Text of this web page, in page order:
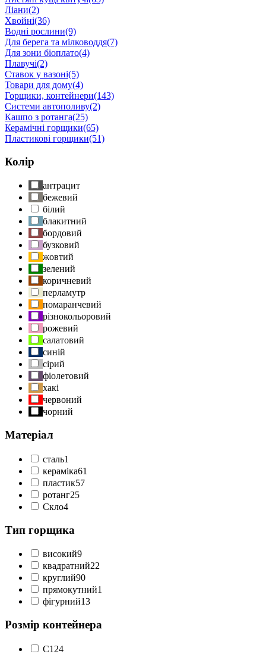
Ліани(2)
Хвойні(36)
Водні рослини(9)
Для берега та мілководдя(7)
Для зони біоплато(4)
Плавучі(2)
Ставок у вазоні(5)
Товари для дому(4)
Горщики, контейнери(143)
Системи автополиву(2)
Кашпо з ротанга(25)
Керамічні горщики(65)
Пластикові горщики(51)
Колір
антрацит
бежевий
білий
блакитний
бордовий
бузковий
жовтий
зелений
коричневий
перламутр
помаранчевий
різнокольоровий
рожевий
салатовий
синій
сірий
фіолетовий
хакі
червоний
чорний
Матеріал
cталь1
кераміка61
пластик57
ротанг25
Скло4
Тип горщика
високий9
квадратний22
круглий90
прямокутний1
фігурний13
Розмір контейнера
C1 24